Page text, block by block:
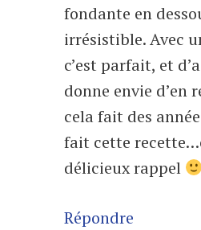
fondante en
irrésistible. Avec
c’est parfait, et
donne envie d’en
cela fait des
fait cette
délicieux rappel
Répondre